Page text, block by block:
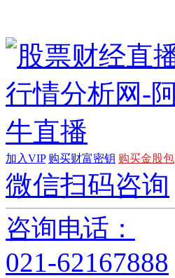
加入VIP 购买财富密钥 购买金股包
微信扫码咨询
咨询电话：
021-62167888